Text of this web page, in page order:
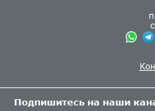
Подпишитесь на наши